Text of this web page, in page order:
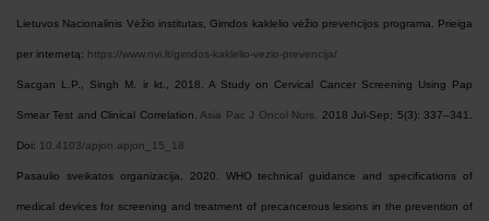
Lietuvos Nacionalinis Vėžio institutas, Gimdos kaklelio vėžio prevencijos programa. Prieiga
per internetą: https://www.nvi.lt/gimdos-kaklelio-vezio-prevencija/
Sacgan L.P., Singh M. ir kt., 2018. A Study on Cervical Cancer Screening Using Pap
Smear Test and Clinical Correlation. Asia Pac J Oncol Nurs. 2018 Jul-Sep; 5(3): 337–341.
Doi: 10.4103/apjon.apjon_15_18
Pasaulio sveikatos organizacija, 2020. WHO technical guidance and specifications of
medical devices for screening and treatment of precancerous lesions in the prevention of